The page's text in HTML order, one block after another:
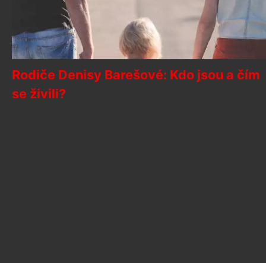
Rodiče Denisy Barešové: Kdo jsou a čím
se živili?